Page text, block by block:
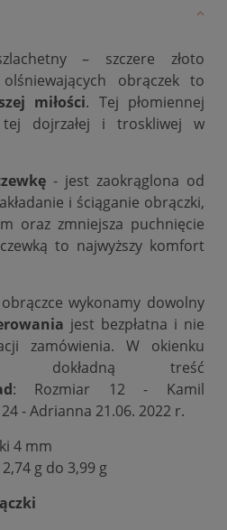
– szczere złoto
obrączek to
miłości. Tej płomiennej
dojrzałej i troskliwej w
- jest zaokrąglona od
i ściąganie obrączki,
oraz zmniejsza puchnięcie
to najwyższy komfort
wykonamy dowolny
jest bezpłatna i nie
zamówienia. W okienku
dokładną treść
: Rozmiar 12 - Kamil
- Adrianna 21.06. 2022 r.
4 mm
g do 3,99 g